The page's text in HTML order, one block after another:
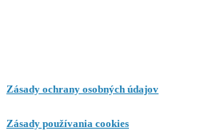
Zásady ochrany osobných údajov
Zásady používania cookies